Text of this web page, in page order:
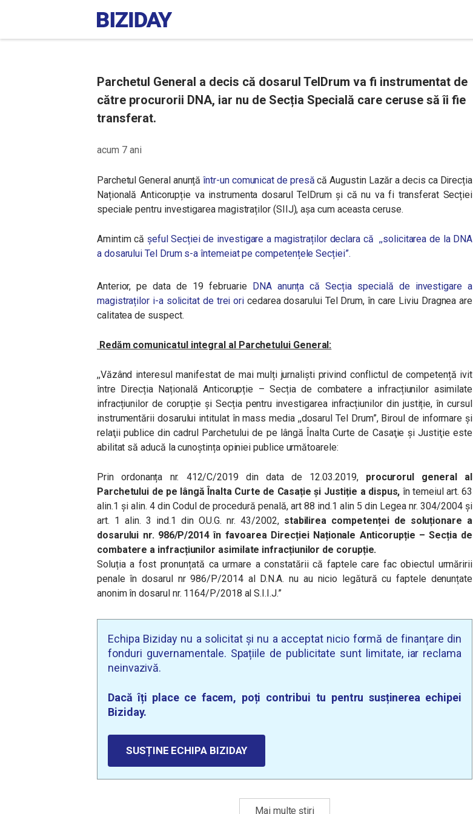
Parchetul General a decis că dosarul TelDrum va fi instrumentat de
către procurorii DNA, iar nu de Secția Specială care ceruse să îi fie
transferat.
acum 7 ani
Parchetul General anunțăîntr-un comunicat de presă că Augustin Lazăr a decis ca Direcția
Națională Anticorupție va instrumenta dosarul TelDrum și că nu va fi transferat Secției
speciale pentru investigarea magistraților (SIIJ), așa cum aceasta ceruse.
Amintim că șeful Secției de investigare a magistraților declara că ,,solicitarea de la DNA
a dosarului Tel Drum s-a întemeiat pe competențele Secției”.
Anterior, pe data de 19 februarie DNA anunța că Secția specială de investigare a
magistraților i-a solicitat de trei ori cedarea dosarului Tel Drum, în care Liviu Dragnea are
calitatea de suspect.
Redăm comunicatul integral al Parchetului General:
,,Văzând interesul manifestat de mai mulți jurnaliști privind conflictul de competență ivit
între Direcția Națională Anticorupție – Secția de combatere a infracțiunilor asimilate
infracțiunilor de corupție și Secția pentru investigarea infracțiunilor din justiție, în cursul
instrumentării dosarului intitulat în mass media ,,dosarul Tel Drum”, Biroul de informare şi
relaţii publice din cadrul Parchetului de pe lângă Înalta Curte de Casaţie şi Justiţie este
abilitat să aducă la cunoștința opiniei publice următoarele:
Prin ordonanța nr. 412/C/2019 din data de 12.03.2019, procurorul general al
Parchetului de pe lângă Înalta Curte de Casație și Justiție a dispus, în temeiul art. 63
alin.1 și alin. 4 din Codul de procedură penală, art 88 ind.1 alin 5 din Legea nr. 304/2004 și
art. 1 alin. 3 ind.1 din O.U.G. nr. 43/2002, stabilirea competenței de soluționare a
dosarului nr. 986/P/2014 în favoarea Direcției Naționale Anticorupție – Secția de
combatere a infracțiunilor asimilate infracțiunilor de corupție.
Soluția a fost pronunțată ca urmare a constatării că faptele care fac obiectul urmăririi
penale în dosarul nr 986/P/2014 al D.N.A. nu au nicio legătură cu faptele denunțate
anonim în dosarul nr. 1164/P/2018 al S.I.I.J.”
Echipa Biziday nu a solicitat și nu a acceptat nicio formă de finanțare din
fonduri guvernamentale. Spațiile de publicitate sunt limitate, iar reclama
neinvazivă.
Dacă îți place ce facem, poți contribui tu pentru susținerea echipei
Biziday.
SUSȚINE ECHIPA BIZIDAY
Mai multe știri